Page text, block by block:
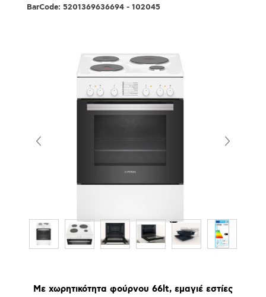
BarCode: 5201369636694 - 102045
Με χωρητικότητα φούρνου 66lt, εμαγιέ εστίες